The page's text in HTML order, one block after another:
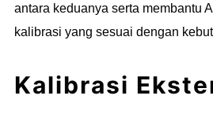
antara keduanya serta membantu
kalibrasi yang sesuai dengan
Kalibrasi